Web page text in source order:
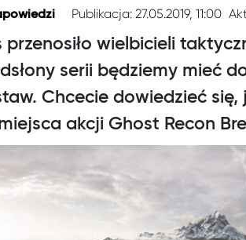
Publikacja: 27.05.2019, 11:00
wielbicieli
serii będziemy mieć
Chcecie dowiedzieć
akcji Ghost Recon